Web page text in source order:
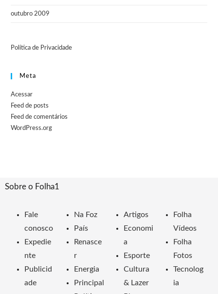
outubro 2009
Política de Privacidade
Meta
Acessar
Feed de posts
Feed de comentários
WordPress.org
Sobre o Folha1
Fale
conosco
Expedie
nte
Publicid
ade
Na Foz
País
Renasce
r
Energia
Principal
Artigos
Economi
a
Esporte
Cultura
& Lazer
Folha
Vídeos
Folha
Fotos
Tecnolog
ia